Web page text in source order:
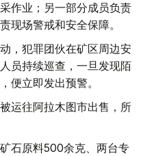
作业；另一部分成员负责
现场警戒和安全保障。
，犯罪团伙在矿区周边安
员持续巡查，一旦发现陌
便立即发出预警。
运往阿拉木图市出售，所
石原料500余克、两台专